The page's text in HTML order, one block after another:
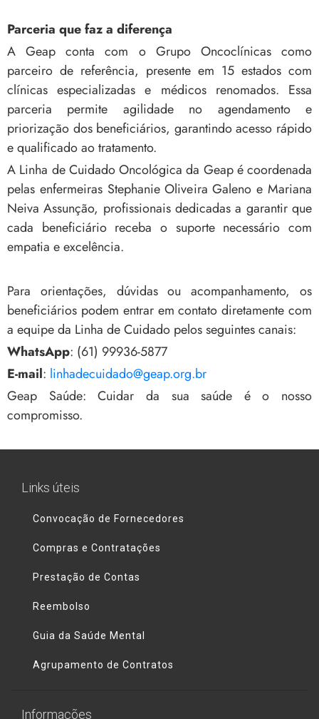
Parceria que faz a diferença
A Geap conta com o Grupo Oncoclínicas como
parceiro de referência, presente em 15 estados com
clínicas especializadas e médicos renomados. Essa
parceria permite agilidade no agendamento e
priorização dos beneficiários, garantindo acesso rápido
e qualificado ao tratamento.
A Linha de Cuidado Oncológica da Geap é coordenada
pelas enfermeiras Stephanie Oliveira Galeno e Mariana
Neiva Assunção, profissionais dedicadas a garantir que
cada beneficiário receba o suporte necessário com
empatia e excelência.
Para orientações, dúvidas ou acompanhamento, os
beneficiários podem entrar em contato diretamente com
a equipe da Linha de Cuidado pelos seguintes canais:
WhatsApp: (61) 99936-5877
E-mail: linhadecuidado@geap.org.br
Geap Saúde: Cuidar da sua saúde é o nosso
compromisso.
Links úteis
Convocação de Fornecedores
Compras e Contratações
Prestação de Contas
Reembolso
Guia da Saúde Mental
Agrupamento de Contratos
Informações